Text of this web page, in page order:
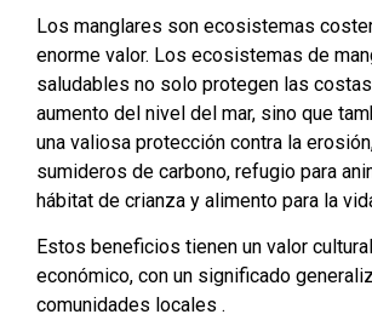
Los manglares son ecosistemas
enorme valor. Los ecosistemas de
saludables no solo protegen las
aumento del nivel del mar, sino que
una valiosa protección contra la
sumideros de carbono, refugio para
hábitat de crianza y alimento para la
Estos beneficios tienen un valor
económico, con un significado
comunidades locales .